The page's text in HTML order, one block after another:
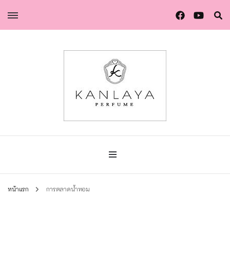
น้ำหอมกัลยา
น้ำหอมกัลยา น้ำหอมแท้แบรนด์ไทย คุณภาพยุโรป
หน้าแรก การตลาดน้ำหอม